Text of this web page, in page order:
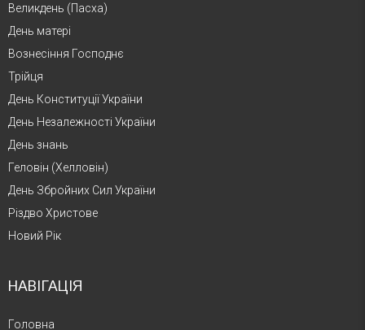
Великдень (Пасха)
День матері
Вознесіння Господнє
Трійця
День Конституції України
День Незалежності України
День знань
Геловін (Хелловін)
День Збройних Сил України
Різдво Христове
Новий Рік
НАВІГАЦІЯ
Головна